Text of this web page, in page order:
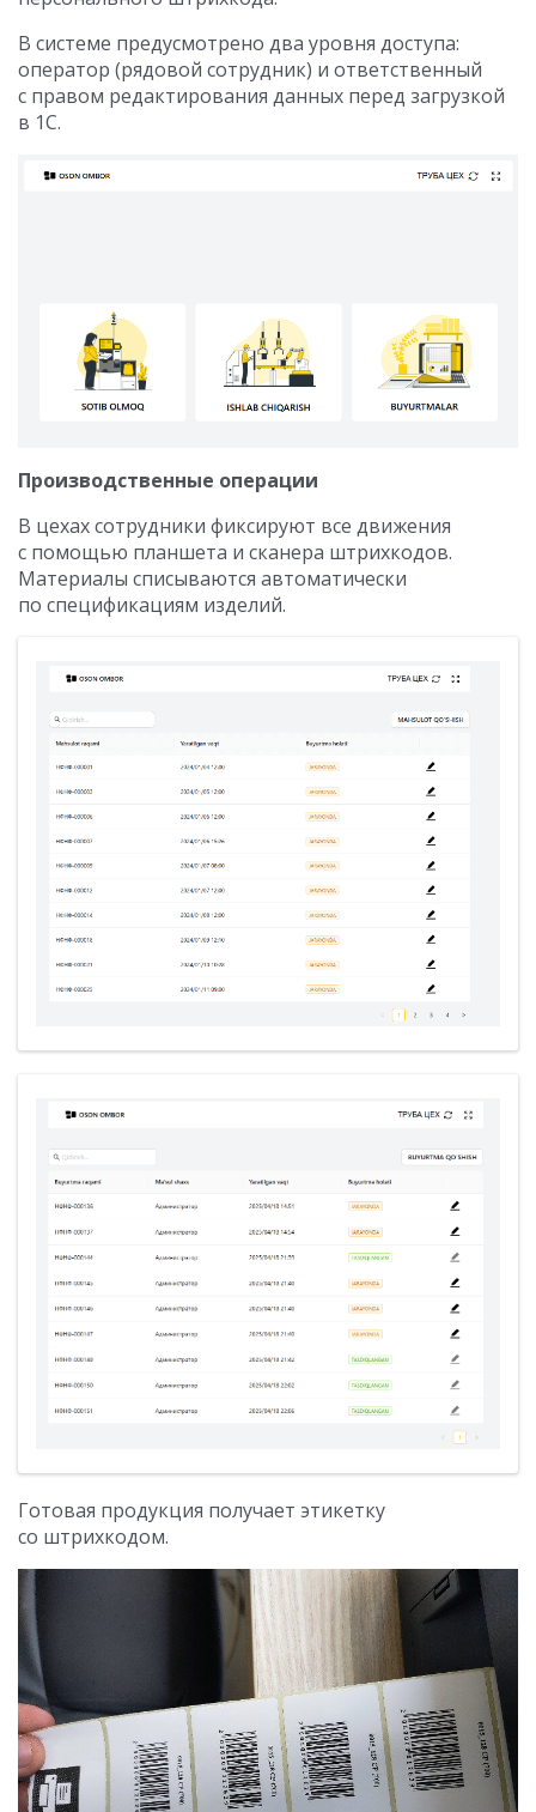
В системе предусмотрено два уровня доступа:
оператор (рядовой сотрудник) и ответственный
с правом редактирования данных перед загрузкой
в 1С.
Производственные операции
В цехах сотрудники фиксируют все движения
с помощью планшета и сканера штрихкодов.
Материалы списываются автоматически
по спецификациям изделий.
Готовая продукция получает этикетку
со штрихкодом.